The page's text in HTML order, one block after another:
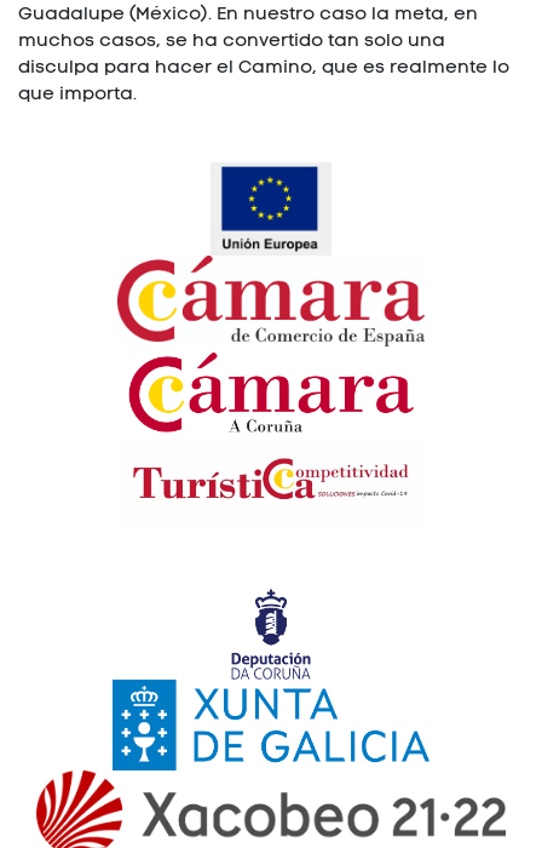
Guadalupe (México). En nuestro caso la meta, en
muchos casos, se ha convertido tan solo una
disculpa para hacer el Camino, que es realmente lo
que importa.